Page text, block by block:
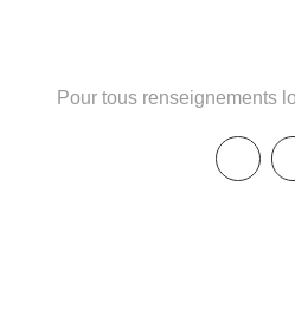
Pour tous renseignements